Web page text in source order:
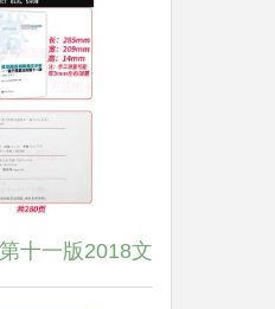
十一版2018文